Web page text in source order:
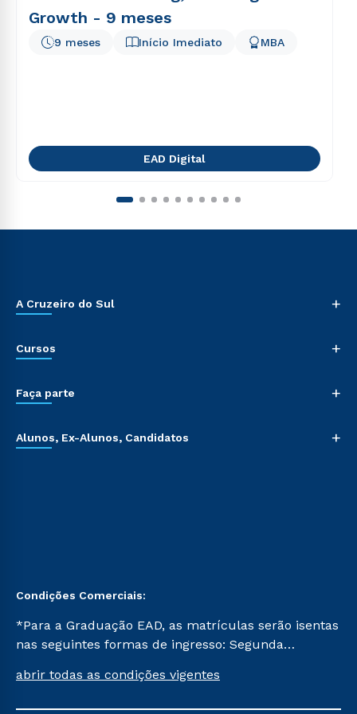
Growth - 9 meses
Início Imediato
9 meses MBA
EAD Digital
A Cruzeiro do Sul +
Cursos +
Faça parte +
Alunos, Ex-Alunos, Candidatos +
Condições Comerciais:
*Para a Graduação EAD, as matrículas serão isentas
nas seguintes formas de ingresso: Segunda
Já para as demais, a taxa de matrícula será de R$
abrir todas as condições vigentes